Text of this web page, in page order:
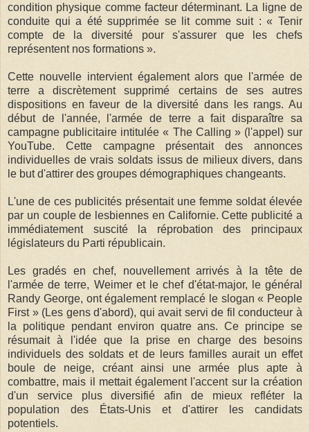
condition physique comme facteur déterminant. La ligne de
conduite qui a été supprimée se lit comme suit : « Tenir
compte de la diversité pour s'assurer que les chefs
représentent nos formations ».
Cette nouvelle intervient également alors que l'armée de
terre a discrètement supprimé certains de ses autres
dispositions en faveur de la diversité dans les rangs. Au
début de l'année, l'armée de terre a fait disparaître sa
campagne publicitaire intitulée « The Calling » (l'appel) sur
YouTube. Cette campagne présentait des annonces
individuelles de vrais soldats issus de milieux divers, dans
le but d'attirer des groupes démographiques changeants.
L'une de ces publicités présentait une femme soldat élevée
par un couple de lesbiennes en Californie. Cette publicité a
immédiatement suscité la réprobation des principaux
législateurs du Parti républicain.
Les gradés en chef, nouvellement arrivés à la tête de
l'armée de terre, Weimer et le chef d'état-major, le général
Randy George, ont également remplacé le slogan « People
First » (Les gens d'abord), qui avait servi de fil conducteur à
la politique pendant environ quatre ans. Ce principe se
résumait à l'idée que la prise en charge des besoins
individuels des soldats et de leurs familles aurait un effet
boule de neige, créant ainsi une armée plus apte à
combattre, mais il mettait également l'accent sur la création
d'un service plus diversifié afin de mieux refléter la
population des États-Unis et d'attirer les candidats
potentiels.